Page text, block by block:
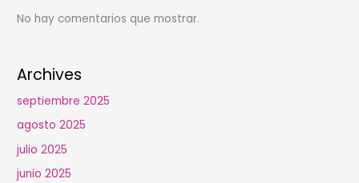
No hay comentarios que mostrar.
Archives
septiembre 2025
agosto 2025
julio 2025
junio 2025